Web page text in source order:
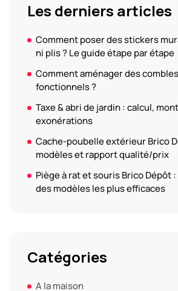
Les derniers articles
Comment poser des stickers
ni plis ? Le guide étape par étape
Comment aménager des
fonctionnels ?
Taxe & abri de jardin : calcul,
exonérations
Cache-poubelle extérieur Brico
modèles et rapport qualité/prix
Piège à rat et souris Brico Dépôt
des modèles les plus efficaces
Catégories
A la maison